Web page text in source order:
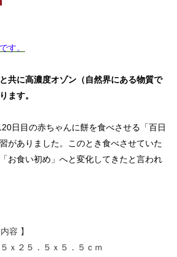
す。
共に高濃度オゾン（自然界にある物質で
ます。
日目の赤ちゃんに餅を食べさせる「百日
がありました。このとき食べさせていた
お食い初め」へと変化してきたと言われ
容 】
ｘ２５．５ｘ５．５ｃｍ